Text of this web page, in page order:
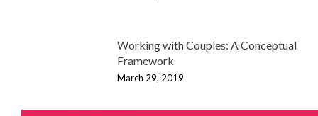
Working with Couples: A Conceptual
Framework
March 29, 2019